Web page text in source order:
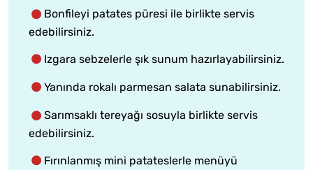
Bonfileyi patates püresi ile birlikte servis
edebilirsiniz.
Izgara sebzelerle şık sunum hazırlayabilirsiniz.
Yanında rokalı parmesan salata sunabilirsiniz.
Sarımsaklı tereyağı sosuyla birlikte servis
edebilirsiniz.
Fırınlanmış mini patateslerle menüyü